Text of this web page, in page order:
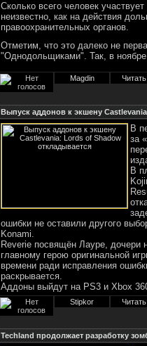
Сколько всего человек
неизвестно, как на действия
правоохранительных органов.
Отметим, что это далеко не
"Однодольщиками". Так, в
Magdin
Выпуск аддонов к экшену
В
за
В
ошибки не оставили другого
Konami.
Reverie посвящён Лауре,
главному герою оригинальной
времени ради исправления
раскрывается.
Аддоны выйдут на PS3 и Xbox
Stipkor
Techland продолжает разработку